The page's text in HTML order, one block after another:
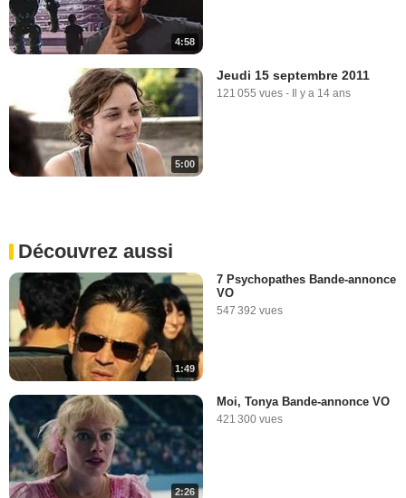
4:58
5:00
Jeudi 15 septembre 2011
121 055 vues - Il y a 14 ans
Découvrez aussi
1:49
7 Psychopathes Bande-annonce
VO
547 392 vues
2:26
Moi, Tonya Bande-annonce VO
421 300 vues